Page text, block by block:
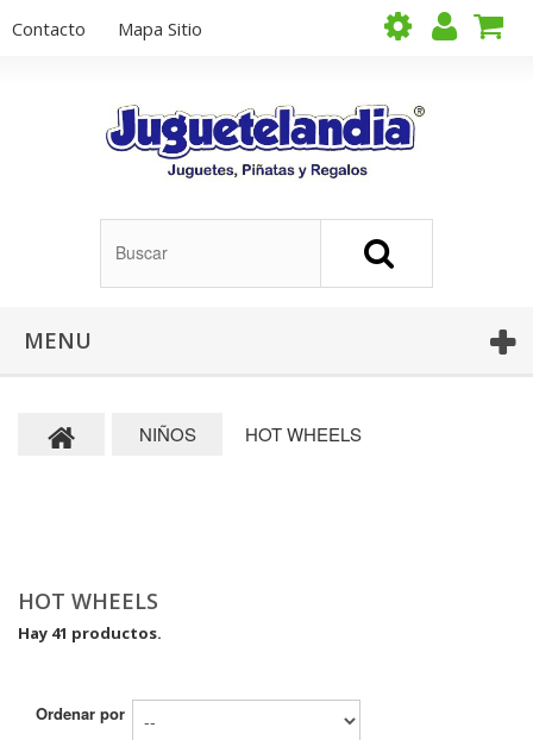
Contacto Mapa Sitio
MENU
NIÑOS HOT WHEELS
HOT WHEELS
Hay 41 productos.
Ordenar por